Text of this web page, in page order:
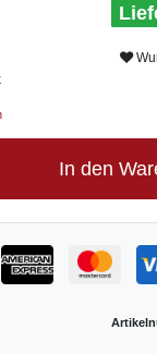
In den